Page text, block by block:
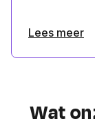
Lees meer
Wat